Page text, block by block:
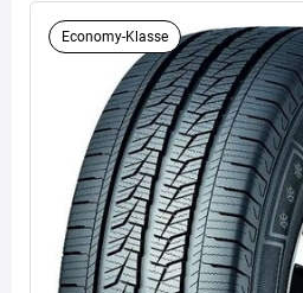
Economy-Klasse